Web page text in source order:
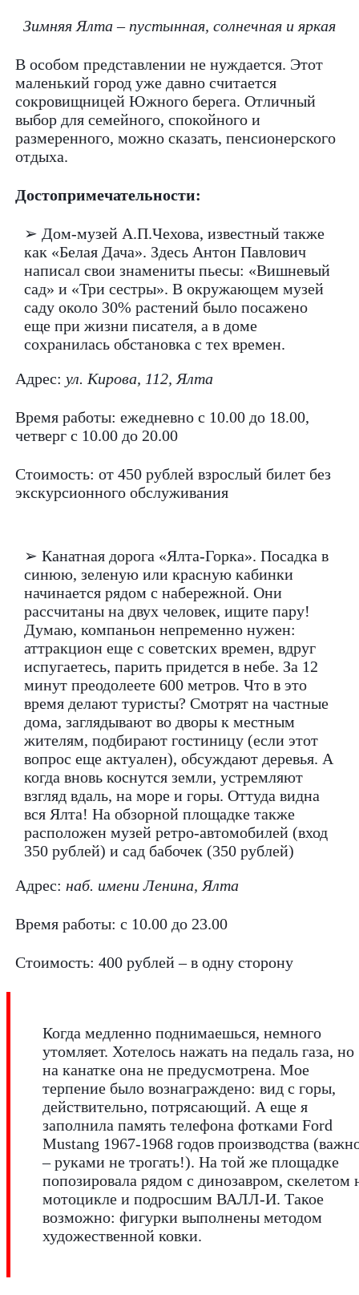
Зимняя Ялта – пустынная, солнечная и яркая
В особом представлении не нуждается. Этот
маленький город уже давно считается
сокровищницей Южного берега. Отличный
выбор для семейного, спокойного и
размеренного, можно сказать, пенсионерского
отдыха.
Достопримечательности:
➢ Дом-музей А.П.Чехова, известный также
как «Белая Дача». Здесь Антон Павлович
написал свои знамениты пьесы: «Вишневый
сад» и «Три сестры». В окружающем музей
саду около 30% растений было посажено
еще при жизни писателя, а в доме
сохранилась обстановка с тех времен.
Адрес: ул. Кирова, 112, Ялта
Время работы: ежедневно с 10.00 до 18.00,
четверг с 10.00 до 20.00
Стоимость: от 450 рублей взрослый билет без
экскурсионного обслуживания
➢ Канатная дорога «Ялта-Горка». Посадка в
синюю, зеленую или красную кабинки
начинается рядом с набережной. Они
рассчитаны на двух человек, ищите пару!
Думаю, компаньон непременно нужен:
аттракцион еще с советских времен, вдруг
испугаетесь, парить придется в небе. За 12
минут преодолеете 600 метров. Что в это
время делают туристы? Смотрят на частные
дома, заглядывают во дворы к местным
жителям, подбирают гостиницу (если этот
вопрос еще актуален), обсуждают деревья. А
когда вновь коснутся земли, устремляют
взгляд вдаль, на море и горы. Оттуда видна
вся Ялта! На обзорной площадке также
расположен музей ретро-автомобилей (вход
350 рублей) и сад бабочек (350 рублей)
Адрес: наб. имени Ленина, Ялта
Время работы: с 10.00 до 23.00
Стоимость: 400 рублей – в одну сторону
Когда медленно поднимаешься, немного
утомляет. Хотелось нажать на педаль газа, но
на канатке она не предусмотрена. Мое
терпение было вознаграждено: вид с горы,
действительно, потрясающий. А еще я
заполнила память телефона фотками Ford
Mustang 1967-1968 годов производства
– руками не трогать!). На той же площадке
попозировала рядом с динозавром, скелетом
мотоцикле и подросшим ВАЛЛ-И. Такое
возможно: фигурки выполнены методом
художественной ковки.